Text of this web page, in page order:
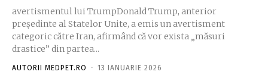
avertismentul lui TrumpDonald Trump, anterior
președinte al Statelor Unite, a emis un avertisment
categoric către Iran, afirmând că vor exista „măsuri
drastice” din partea...
AUTORII MEDPET.RO - 13 IANUARIE 2026